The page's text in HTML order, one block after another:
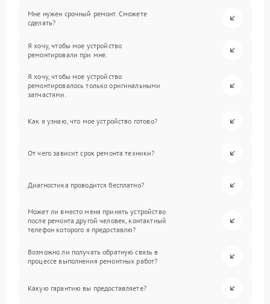
Мне нужен срочный ремонт. Сможете
сделать?
Я хочу, чтобы мое устройство
ремонтировали при мне.
Я хочу, чтобы мое устройство
ремонтировалось только оригинальными
запчастями.
Как я узнаю, что мое устройство готово?
От чего зависит срок ремонта техники?
Диагностика проводится бесплатно?
Может ли вместо меня принять устройство
после ремонта другой человек, контактный
телефон которого я предоставлю?
Возможно ли получать обратную связь в
процессе выполнения ремонтных работ?
Какую гарантию вы предоставляете?